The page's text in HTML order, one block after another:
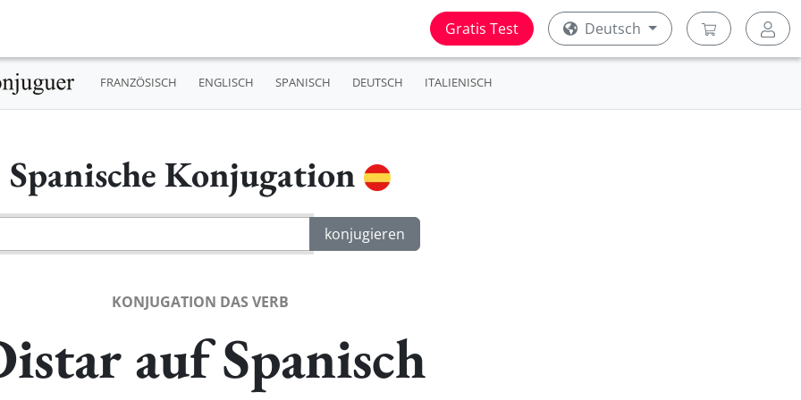
Gratis Test Deutsch
FRANZÖSISCH ENGLISCH SPANISCH DEUTSCH ITALIENISCH
Spanische Konjugation
KONJUGATION DAS VERB
auf Spanisch